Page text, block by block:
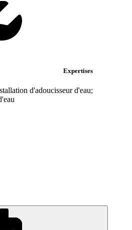
Expertises
d'adoucisseur d'eau;